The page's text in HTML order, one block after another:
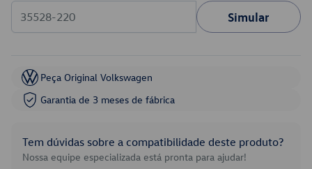
Simular
Peça Original Volkswagen
Garantia de 3 meses de fábrica
Tem dúvidas sobre a compatibilidade deste produto?
Nossa equipe especializada está pronta para ajudar!